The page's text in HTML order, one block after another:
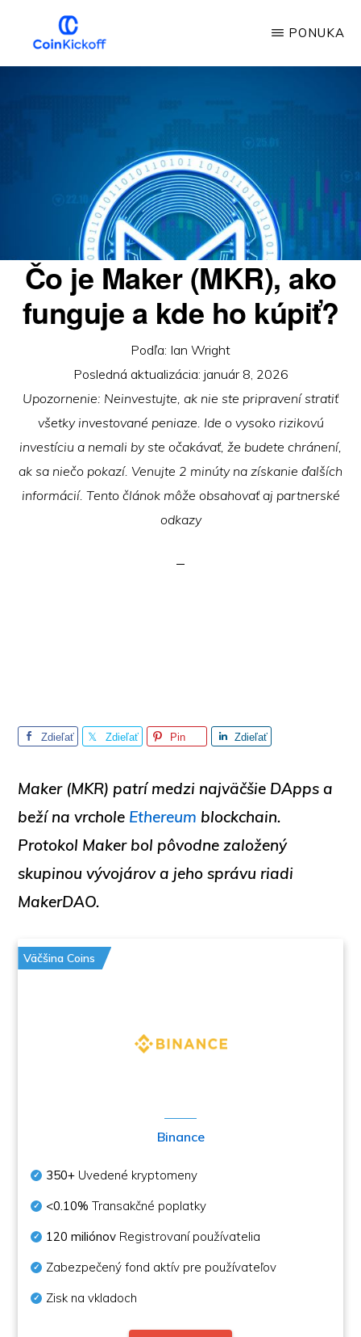
hlavný
VÝKOP
PONUKA
Čo je Maker (MKR), ako
funguje a kde ho kúpiť?
Podľa: Ian Wright
Posledná aktualizácia: január 8, 2026
Upozornenie: Neinvestujte, ak nie ste pripravení stratiť
všetky investované peniaze. Ide o vysoko rizikovú
investíciu a nemali by ste očakávať, že budete chránení,
ak sa niečo pokazí. Venujte 2 minúty na získanie ďalších
informácií. Tento článok môže obsahovať aj partnerské
odkazy
Zdieľať Zdieľať Pin Zdieľať
Maker (MKR) patrí medzi najväčšie DApps a
beží na vrchole Ethereum blockchain.
Protokol Maker bol pôvodne založený
skupinou vývojárov a jeho správu riadi
MakerDAO.
Väčšina Coins
Binance
350+ Uvedené kryptomeny
<0.10% Transakčné poplatky
120 miliónov Registrovaní používatelia
Zabezpečený fond aktív pre používateľov
Zisk na vkladoch